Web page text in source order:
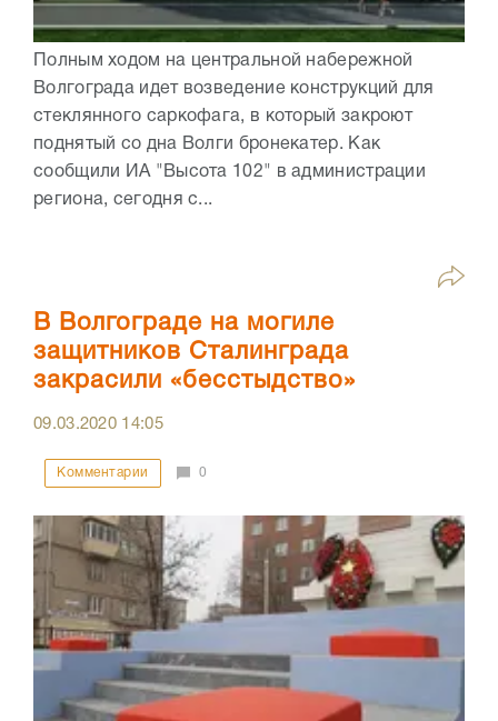
Полным ходом на центральной набережной
Волгограда идет возведение конструкций для
стеклянного саркофага, в который закроют
поднятый со дна Волги бронекатер. Как
сообщили ИА "Высота 102" в администрации
региона, сегодня с...
В Волгограде на могиле
защитников Сталинграда
закрасили «бесстыдство»
09.03.2020 14:05
Комментарии 0